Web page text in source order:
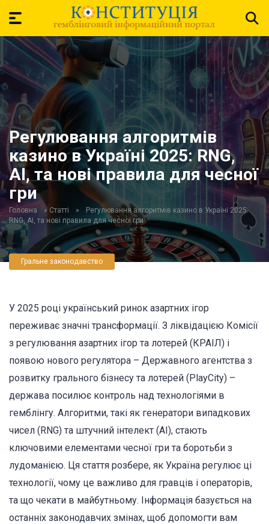
Регулювання алгоритмів
казино в Україні 2025: RNG,
AI, та нові правила для чесної
гри
Головна » Статті »
Регулювання алгоритмів казино в Україні 2025:
RNG, AI, та нові правила для чесної гри
Гральне законодавство
У 2025 році український ринок азартних ігор
переживає значні трансформації. З ліквідацією Комісії
з регулювання азартних ігор та лотерей (КРАІЛ) і
появою нового регулятора – Державного агентства з
розвитку грального бізнесу та лотерей (PlayCity) –
держава посилює контроль над технологіями в
гемблінгу. Алгоритми, такі як генератори випадкових
чисел (RNG) та штучний інтелект (AI), стають
ключовими елементами чесної гри та боротьби з
лудоманією. Ця стаття розбере, як Україна регулює ці
технології, чому це важливо для гравців і операторів,
та що чекати в майбутньому. Інформація базується на
останніх законодавчих змінах, щоб допомогти вам